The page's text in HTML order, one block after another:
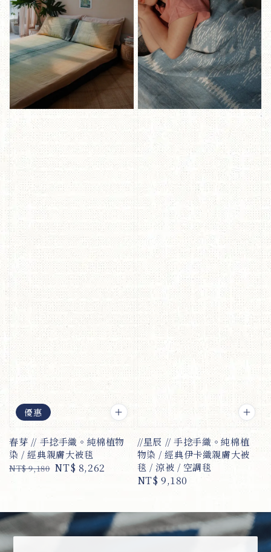
優惠
春芽 // 手捻手織。純棉植物
染 / 經典親膚大被毯
Regular
NT$ 9,180 Sale
NT$ 8,262
//星辰 // 手捻手織。純棉植
物染 / 經典伊卡織親膚大被
毯 / 涼被 / 空調毯
Regular
NT$ 9,180